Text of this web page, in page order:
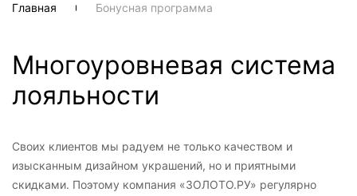
Главная Бонусная программа
Многоуровневая система
лояльности
Своих клиентов мы радуем не только качеством и
изысканным дизайном украшений, но и приятными
скидками. Поэтому компания «ЗОЛОТО.РУ» регулярно